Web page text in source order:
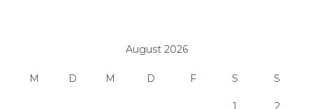
August 2026
M D M D F S S
1 2